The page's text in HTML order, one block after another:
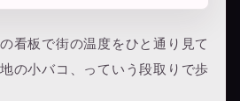
看板で街の温度をひと通り見て
の小バコ、っていう段取りで歩